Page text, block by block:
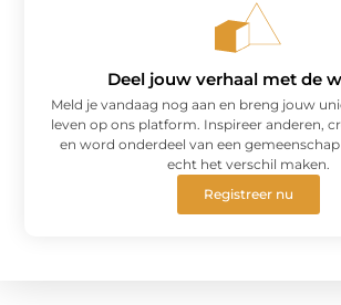
Deel jouw verhaal met de
Meld je vandaag nog aan en breng jouw
leven op ons platform. Inspireer anderen,
en word onderdeel van een
echt het verschil maken.
Registreer nu